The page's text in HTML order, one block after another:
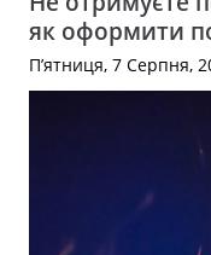
як оформити
П’ятниця, 7 Серпня,